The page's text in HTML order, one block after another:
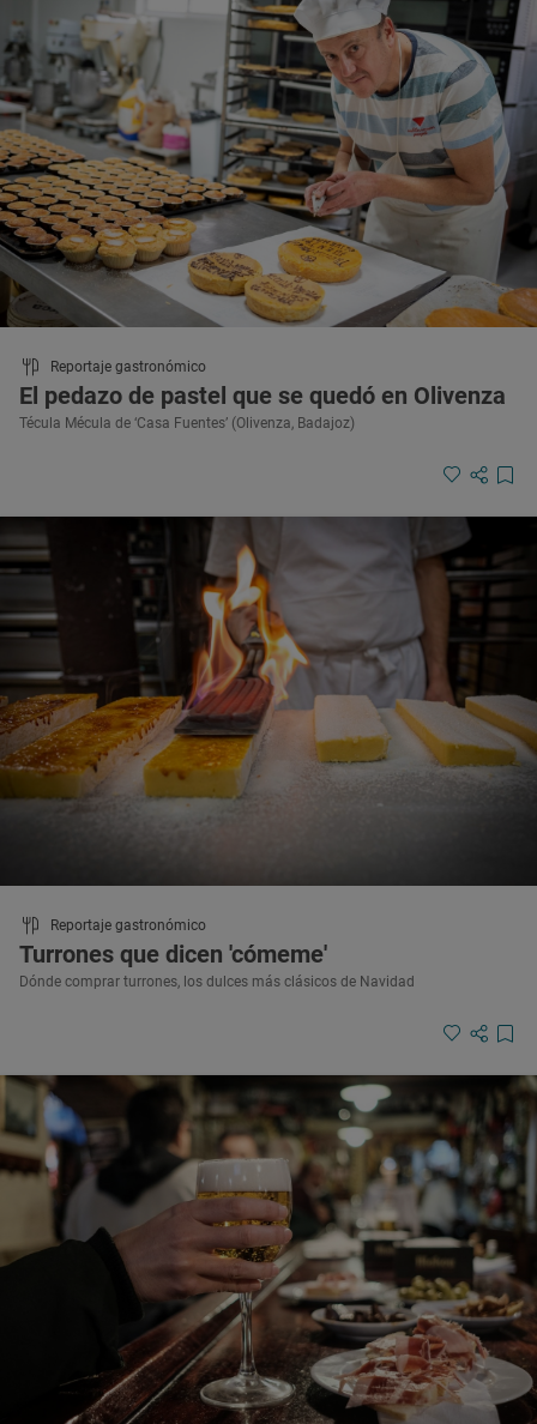
Reportaje gastronómico
El pedazo de pastel que se quedó en Olivenza
Técula Mécula de ‘Casa Fuentes’ (Olivenza, Badajoz)
Reportaje gastronómico
Turrones que dicen 'cómeme'
Dónde comprar turrones, los dulces más clásicos de Navidad